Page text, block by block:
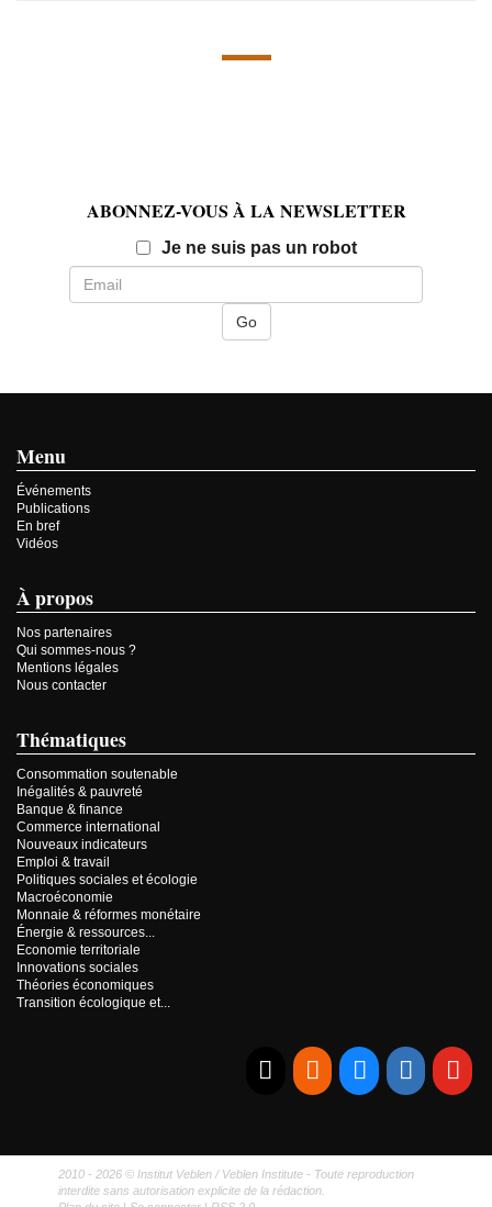
ABONNEZ-VOUS À LA NEWSLETTER
Je ne suis pas un robotEmail
Menu
Événements
Publications
En bref
Vidéos
À propos
Nos partenaires
Qui sommes-nous ?
Mentions légales
Nous contacter
Thématiques
Consommation soutenable
Inégalités & pauvreté
Banque & finance
Commerce international
Nouveaux indicateurs
Emploi & travail
Politiques sociales et écologie
Macroéconomie
Monnaie & réformes monétaire
Énergie & ressources...
Economie territoriale
Innovations sociales
Théories économiques
Transition écologique et...
2010 - 2026 © Institut Veblen / Veblen Institute - Toute reproduction
interdite sans autorisation explicite de la rédaction.